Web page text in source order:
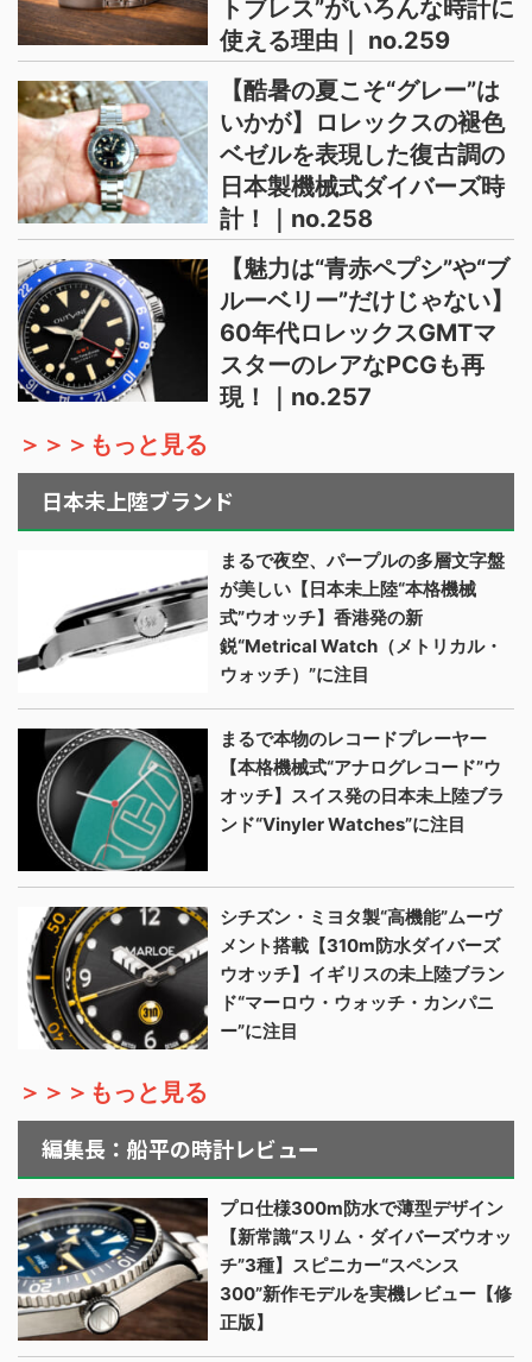
トブレス”がいろんな時計に
使える理由｜ no.259
【酷暑の夏こそ“グレー”は
いかが】ロレックスの褪色
ベゼルを表現した復古調の
日本製機械式ダイバーズ時
計！｜no.258
【魅力は“青赤ペプシ”や“ブ
ルーベリー”だけじゃない】
60年代ロレックスGMTマ
スターのレアなPCGも再
現！｜no.257
＞＞＞もっと見る
日本未上陸ブランド
まるで夜空、パープルの多層文字盤
が美しい【日本未上陸“本格機械
式”ウオッチ】香港発の新
鋭“Metrical Watch（メトリカル・
ウォッチ）”に注目
まるで本物のレコードプレーヤー
【本格機械式“アナログレコード”ウ
オッチ】スイス発の日本未上陸ブラ
ンド“Vinyler Watches”に注目
シチズン・ミヨタ製“高機能”ムーヴ
メント搭載【310m防水ダイバーズ
ウオッチ】イギリスの未上陸ブラン
ド“マーロウ・ウォッチ・カンパニ
ー”に注目
＞＞＞もっと見る
編集長：船平の時計レビュー
プロ仕様300m防水で薄型デザイン
【新常識“スリム・ダイバーズウオッ
チ”3種】スピニカー“スペンス
300”新作モデルを実機レビュー【修
正版】